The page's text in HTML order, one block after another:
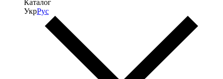
Каталог
УкрРус